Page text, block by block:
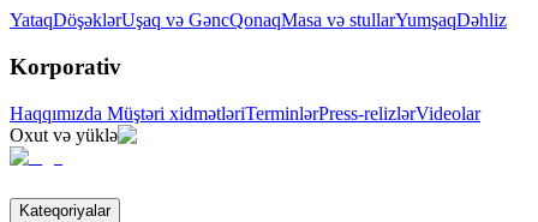
YataqDöşəklərUşaq və GəncQonaqMasa və stullarYumşaqDəhliz
Korporativ
Haqqımızda Müştəri xidmətləriTerminlərPress-relizlərVideolar
Oxut və yüklə
Kateqoriyalar